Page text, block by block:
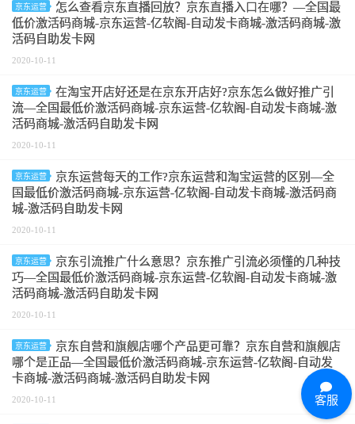
京东运营
怎么查看京东直播回放？京东直播入口在哪？—全国最
低价激活码商城-京东运营-亿软阁-自动发卡商城-激活码商城-激
活码自助发卡网
2020-10-11
京东运营
在淘宝开店好还是在京东开店好?京东怎么做好推广引
流—全国最低价激活码商城-京东运营-亿软阁-自动发卡商城-激
活码商城-激活码自助发卡网
2020-10-11
京东运营
京东运营每天的工作?京东运营和淘宝运营的区别—全
国最低价激活码商城-京东运营-亿软阁-自动发卡商城-激活码商
城-激活码自助发卡网
2020-10-11
京东运营
京东引流推广什么意思？京东推广引流必须懂的几种技
巧—全国最低价激活码商城-京东运营-亿软阁-自动发卡商城-激
活码商城-激活码自助发卡网
2020-10-11
京东运营
京东自营和旗舰店哪个产品更可靠？京东自营和旗舰店
哪个是正品—全国最低价激活码商城-京东运营-亿软阁-自动发
卡商城-激活码商城-激活码自助发卡网
2020-10-11 客服